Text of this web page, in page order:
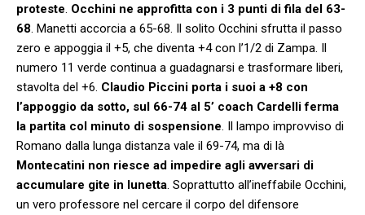
proteste. Occhini ne approfitta con i 3 punti di fila del 63-
68. Manetti accorcia a 65-68. Il solito Occhini sfrutta il passo
zero e appoggia il +5, che diventa +4 con l’1/2 di Zampa. Il
numero 11 verde continua a guadagnarsi e trasformare liberi,
stavolta del +6. Claudio Piccini porta i suoi a +8 con
l’appoggio da sotto, sul 66-74 al 5’ coach Cardelli ferma
la partita col minuto di sospensione. Il lampo improvviso di
Romano dalla lunga distanza vale il 69-74, ma di là
Montecatini non riesce ad impedire agli avversari di
accumulare gite in lunetta. Soprattutto all’ineffabile Occhini,
un vero professore nel cercare il corpo del difensore